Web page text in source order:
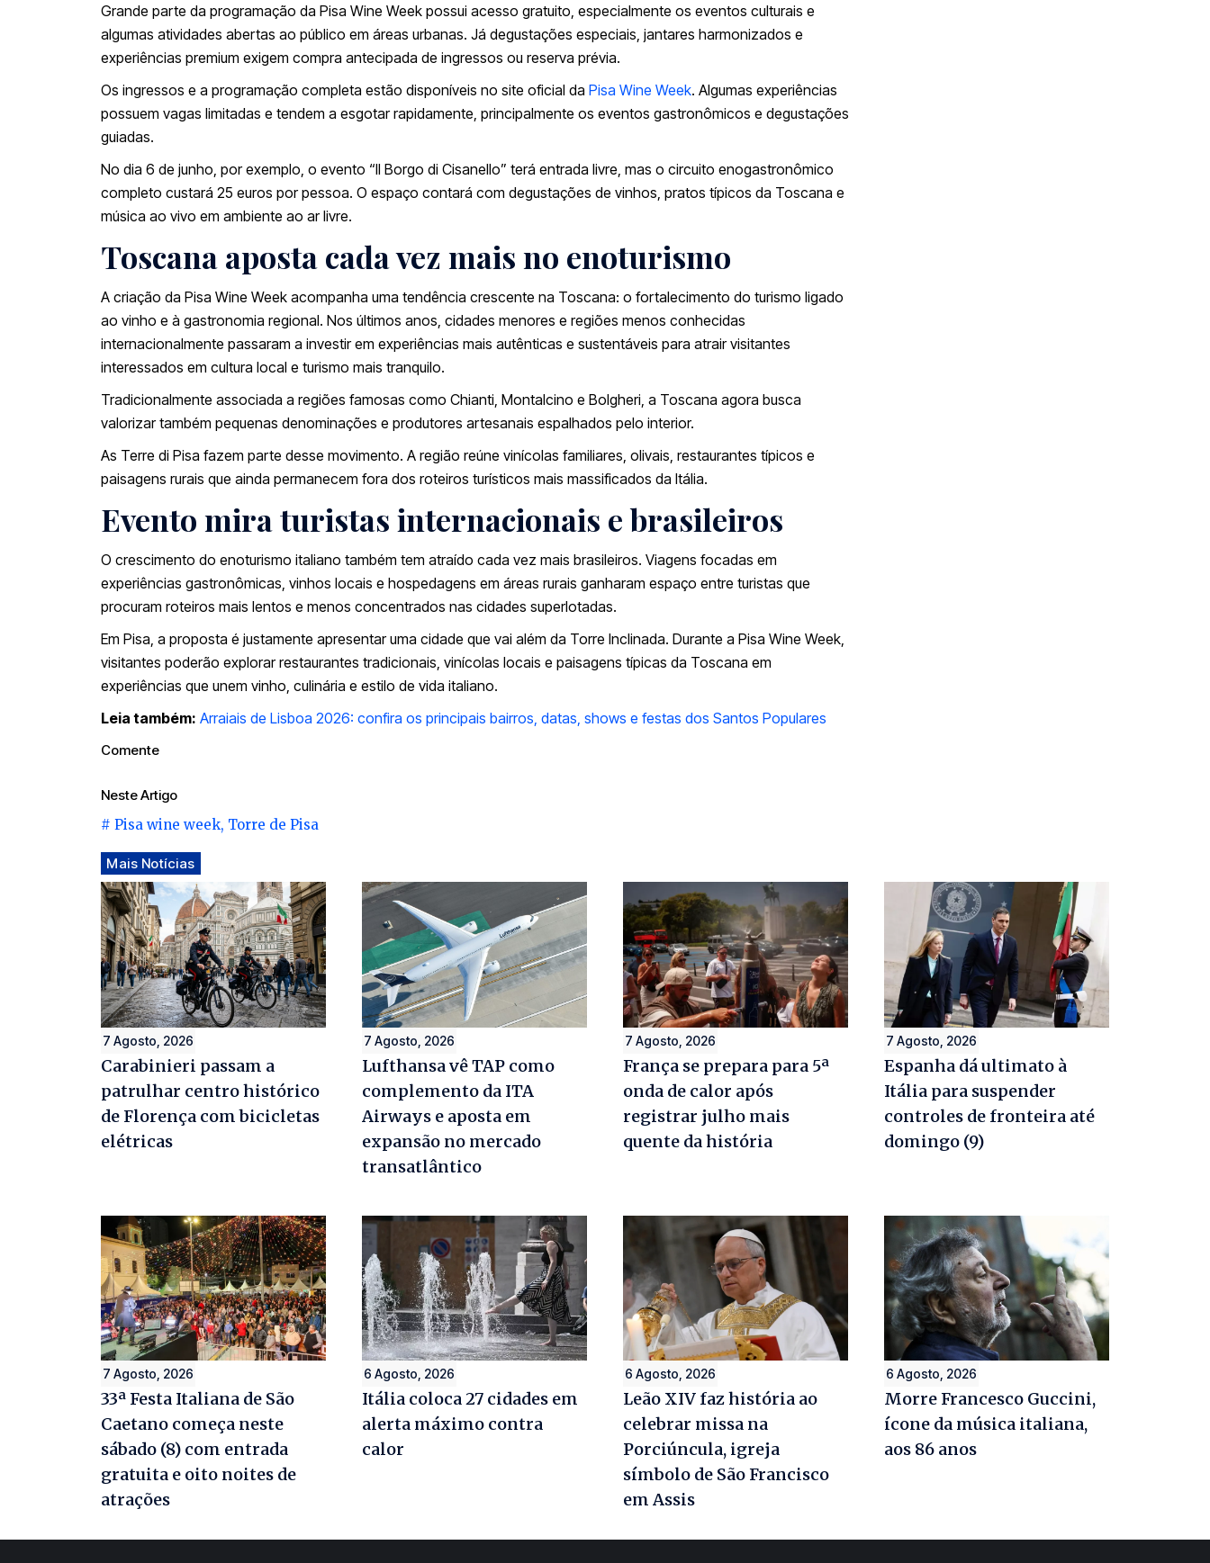
Grande parte da programação da Pisa Wine Week possui acesso gratuito, especialmente os eventos culturais e
algumas atividades abertas ao público em áreas urbanas. Já degustações especiais, jantares harmonizados e
experiências premium exigem compra antecipada de ingressos ou reserva prévia.
Os ingressos e a programação completa estão disponíveis no site oficial da Pisa Wine Week. Algumas experiências
possuem vagas limitadas e tendem a esgotar rapidamente, principalmente os eventos gastronômicos e degustações
guiadas.
No dia 6 de junho, por exemplo, o evento “Il Borgo di Cisanello” terá entrada livre, mas o circuito enogastronômico
completo custará 25 euros por pessoa. O espaço contará com degustações de vinhos, pratos típicos da Toscana e
música ao vivo em ambiente ao ar livre.
Toscana aposta cada vez mais no enoturismo
A criação da Pisa Wine Week acompanha uma tendência crescente na Toscana: o fortalecimento do turismo ligado
ao vinho e à gastronomia regional. Nos últimos anos, cidades menores e regiões menos conhecidas
internacionalmente passaram a investir em experiências mais autênticas e sustentáveis para atrair visitantes
interessados em cultura local e turismo mais tranquilo.
Tradicionalmente associada a regiões famosas como Chianti, Montalcino e Bolgheri, a Toscana agora busca
valorizar também pequenas denominações e produtores artesanais espalhados pelo interior.
As Terre di Pisa fazem parte desse movimento. A região reúne vinícolas familiares, olivais, restaurantes típicos e
paisagens rurais que ainda permanecem fora dos roteiros turísticos mais massificados da Itália.
Evento mira turistas internacionais e brasileiros
O crescimento do enoturismo italiano também tem atraído cada vez mais brasileiros. Viagens focadas em
experiências gastronômicas, vinhos locais e hospedagens em áreas rurais ganharam espaço entre turistas que
procuram roteiros mais lentos e menos concentrados nas cidades superlotadas.
Em Pisa, a proposta é justamente apresentar uma cidade que vai além da Torre Inclinada. Durante a Pisa Wine Week,
visitantes poderão explorar restaurantes tradicionais, vinícolas locais e paisagens típicas da Toscana em
experiências que unem vinho, culinária e estilo de vida italiano.
Leia também: Arraiais de Lisboa 2026: confira os principais bairros, datas, shows e festas dos Santos Populares
Comente
Neste Artigo
# Pisa wine week, Torre de Pisa
Mais Notícias
7 Agosto, 2026
Carabinieri passam a
patrulhar centro histórico
de Florença com bicicletas
elétricas
7 Agosto, 2026
Lufthansa vê TAP como
complemento da ITA
Airways e aposta em
expansão no mercado
transatlântico
7 Agosto, 2026
França se prepara para 5ª
onda de calor após
registrar julho mais
quente da história
7 Agosto, 2026
Espanha dá ultimato à
Itália para suspender
controles de fronteira até
domingo (9)
7 Agosto, 2026
33ª Festa Italiana de São
Caetano começa neste
sábado (8) com entrada
gratuita e oito noites de
atrações
6 Agosto, 2026
Itália coloca 27 cidades em
alerta máximo contra
calor
6 Agosto, 2026
Leão XIV faz história ao
celebrar missa na
Porciúncula, igreja
símbolo de São Francisco
em Assis
6 Agosto, 2026
Morre Francesco Guccini,
ícone da música italiana,
aos 86 anos